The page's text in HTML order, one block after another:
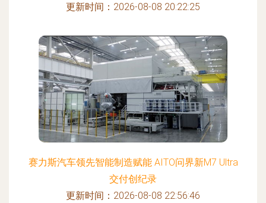
更新时间：2026-08-08 20:22:25
赛力斯汽车领先智能制造赋能 AITO问界新M7 Ultra
交付创纪录
更新时间：2026-08-08 22:56:46